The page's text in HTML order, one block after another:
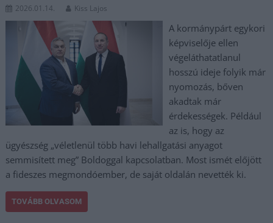
2026.01.14. Kiss Lajos
A kormánypárt egykori
képviselője ellen
végeláthatatlanul
hosszú ideje folyik már
nyomozás, bőven
akadtak már
érdekességek. Például
az is, hogy az
ügyészség „véletlenül több havi lehallgatási anyagot
semmisített meg” Boldoggal kapcsolatban. Most ismét előjött
a fideszes megmondóember, de saját oldalán nevették ki.
TOVÁBB OLVASOM